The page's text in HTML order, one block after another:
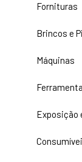
Fornituras
Brincos e
Máquinas
Exposição